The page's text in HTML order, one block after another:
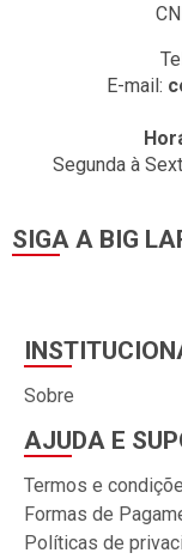
E-mail:
Segunda à
SIGA A BIG
Sobre
AJUDA E
Termos e
Formas de
Políticas de